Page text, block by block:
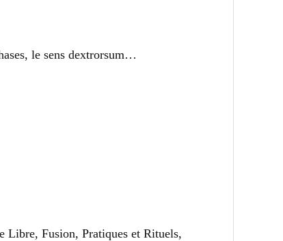
le sens dextrorsum…
Libre, Fusion, Pratiques et Rituels,